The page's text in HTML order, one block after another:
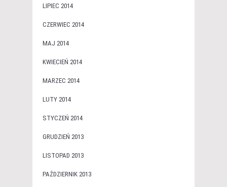
LIPIEC 2014
CZERWIEC 2014
MAJ 2014
KWIECIEŃ 2014
MARZEC 2014
LUTY 2014
STYCZEŃ 2014
GRUDZIEŃ 2013
LISTOPAD 2013
PAŹDZIERNIK 2013